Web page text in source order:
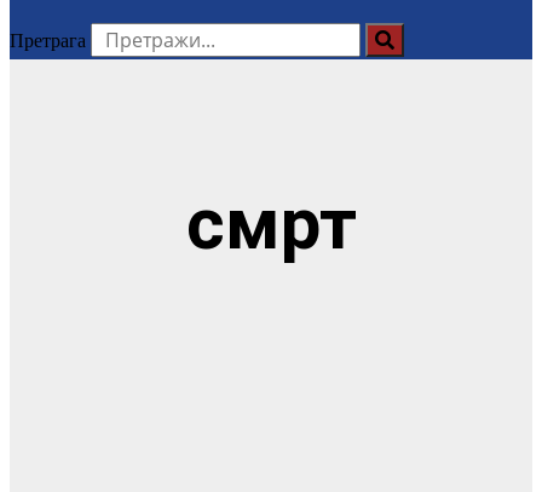
Претрага
смрт